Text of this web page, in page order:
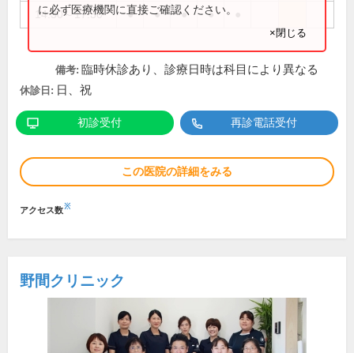
14:30～17:30 ● ● ● ●
に必ず医療機関に直接ご確認ください。
×閉じる
備考: 臨時休診あり、診療日時は科目により異なる
休診日: 日、祝
初診受付 再診電話受付
この医院の詳細をみる
アクセス数※
野間クリニック